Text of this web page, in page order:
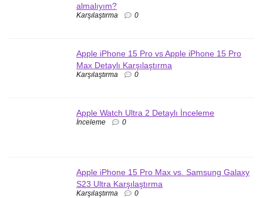
almalıyım?
Karşılaştırma 0
Apple iPhone 15 Pro vs Apple iPhone 15 Pro
Max Detaylı Karşılaştırma
Karşılaştırma 0
Apple Watch Ultra 2 Detaylı İnceleme
İnceleme 0
Apple iPhone 15 Pro Max vs. Samsung Galaxy
S23 Ultra Karşılaştırma
Karşılaştırma 0